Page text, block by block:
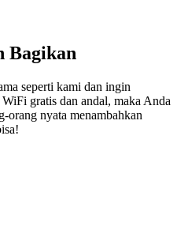
Bagikan
seperti kami dan ingin
gratis dan andal, maka Anda
orang nyata menambahkan